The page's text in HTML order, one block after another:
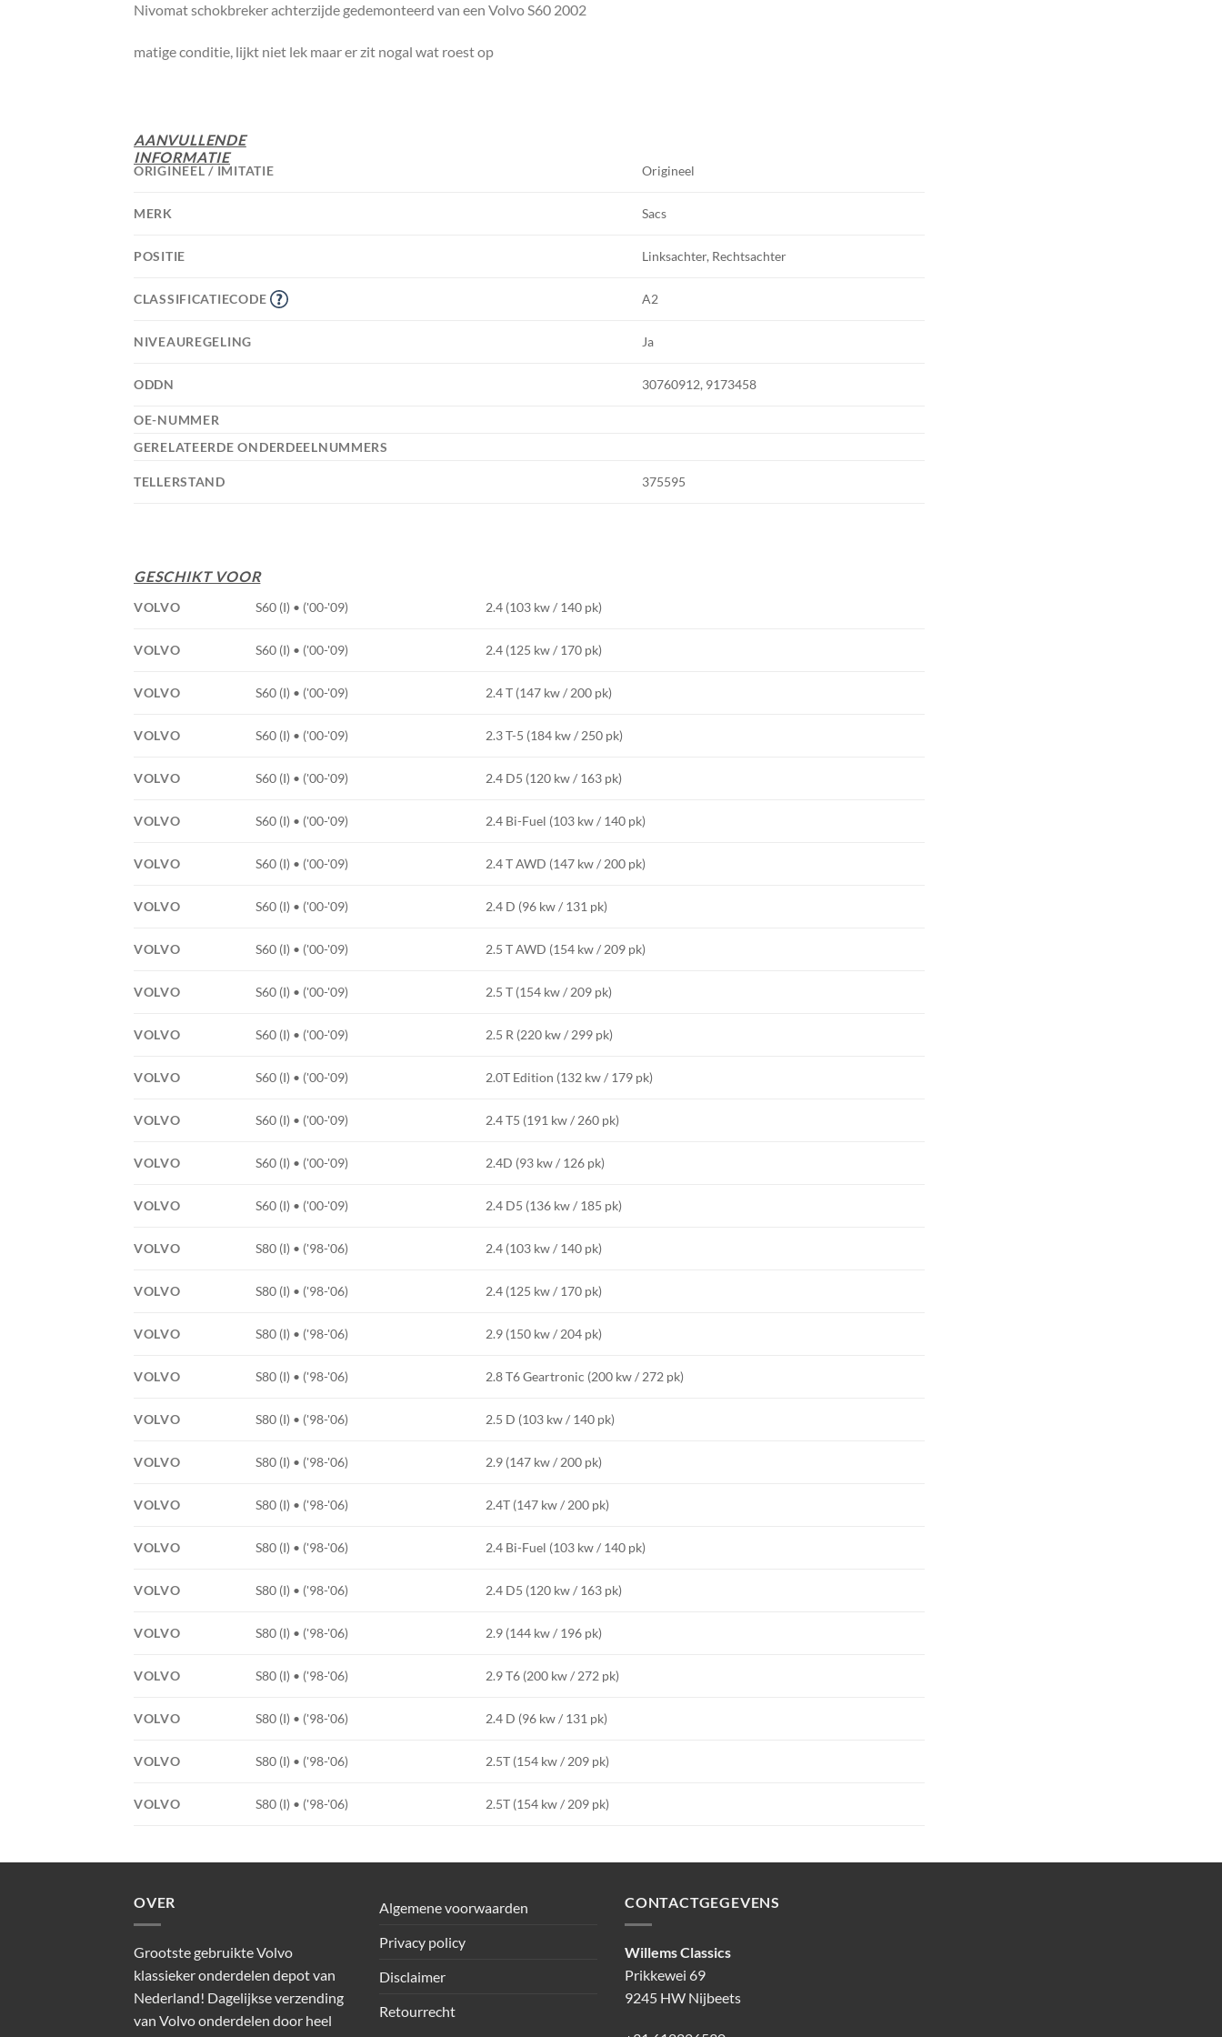
Nivomat schokbreker achterzijde gedemonteerd van een Volvo S60 2002
matige conditie, lijkt niet lek maar er zit nogal wat roest op
AANVULLENDE
INFORMATIE
ORIGINEEL / IMITATIE Origineel
MERK Sacs
POSITIE Linksachter, Rechtsachter
CLASSIFICATIECODE A2
NIVEAUREGELING Ja
ODDN 30760912, 9173458
OE-NUMMER
GERELATEERDE ONDERDEELNUMMERS
TELLERSTAND 375595
GESCHIKT VOOR
VOLVO S60 (I) • ('00-'09) 2.4 (103 kw / 140 pk)
VOLVO S60 (I) • ('00-'09) 2.4 (125 kw / 170 pk)
VOLVO S60 (I) • ('00-'09) 2.4 T (147 kw / 200 pk)
VOLVO S60 (I) • ('00-'09) 2.3 T-5 (184 kw / 250 pk)
VOLVO S60 (I) • ('00-'09) 2.4 D5 (120 kw / 163 pk)
VOLVO S60 (I) • ('00-'09) 2.4 Bi-Fuel (103 kw / 140 pk)
VOLVO S60 (I) • ('00-'09) 2.4 T AWD (147 kw / 200 pk)
VOLVO S60 (I) • ('00-'09) 2.4 D (96 kw / 131 pk)
VOLVO S60 (I) • ('00-'09) 2.5 T AWD (154 kw / 209 pk)
VOLVO S60 (I) • ('00-'09) 2.5 T (154 kw / 209 pk)
VOLVO S60 (I) • ('00-'09) 2.5 R (220 kw / 299 pk)
VOLVO S60 (I) • ('00-'09) 2.0T Edition (132 kw / 179 pk)
VOLVO S60 (I) • ('00-'09) 2.4 T5 (191 kw / 260 pk)
VOLVO S60 (I) • ('00-'09) 2.4D (93 kw / 126 pk)
VOLVO S60 (I) • ('00-'09) 2.4 D5 (136 kw / 185 pk)
VOLVO S80 (I) • ('98-'06) 2.4 (103 kw / 140 pk)
VOLVO S80 (I) • ('98-'06) 2.4 (125 kw / 170 pk)
VOLVO S80 (I) • ('98-'06) 2.9 (150 kw / 204 pk)
VOLVO S80 (I) • ('98-'06) 2.8 T6 Geartronic (200 kw / 272 pk)
VOLVO S80 (I) • ('98-'06) 2.5 D (103 kw / 140 pk)
VOLVO S80 (I) • ('98-'06) 2.9 (147 kw / 200 pk)
VOLVO S80 (I) • ('98-'06) 2.4T (147 kw / 200 pk)
VOLVO S80 (I) • ('98-'06) 2.4 Bi-Fuel (103 kw / 140 pk)
VOLVO S80 (I) • ('98-'06) 2.4 D5 (120 kw / 163 pk)
VOLVO S80 (I) • ('98-'06) 2.9 (144 kw / 196 pk)
VOLVO S80 (I) • ('98-'06) 2.9 T6 (200 kw / 272 pk)
VOLVO S80 (I) • ('98-'06) 2.4 D (96 kw / 131 pk)
VOLVO S80 (I) • ('98-'06) 2.5T (154 kw / 209 pk)
VOLVO S80 (I) • ('98-'06) 2.5T (154 kw / 209 pk)
OVER
Grootste gebruikte Volvo
klassieker onderdelen depot van
Nederland! Dagelijkse verzending
van Volvo onderdelen door heel
Algemene voorwaarden
Privacy policy
Disclaimer
Retourrecht
CONTACTGEGEVENS
Willems Classics
Prikkewei 69
9245 HW Nijbeets